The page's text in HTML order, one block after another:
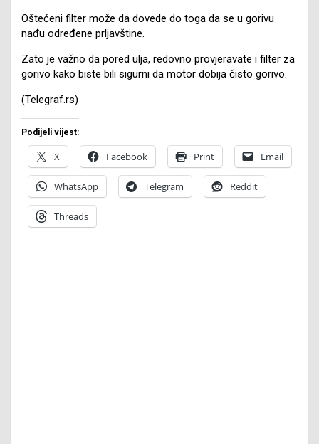
Oštećeni filter može da dovede do toga da se u gorivu
nađu određene prljavštine.
Zato je važno da pored ulja, redovno provjeravate i filter za
gorivo kako biste bili sigurni da motor dobija čisto gorivo.
(Telegraf.rs)
Podijeli vijest:
X Facebook Print Email
WhatsApp Telegram Reddit
Threads